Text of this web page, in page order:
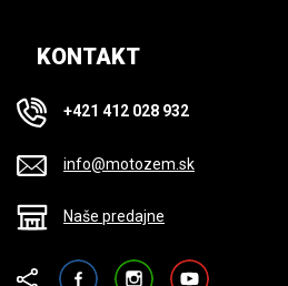
KONTAKT
+421 412 028 932
info@motozem.sk
Naše predajne
FacebookInstagramYouTube